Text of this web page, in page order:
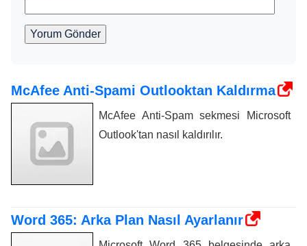
Yorum Gönder
McAfee Anti-Spami Outlooktan Kaldırma
McAfee Anti-Spam sekmesi Microsoft
Outlook'tan nasıl kaldırılır.
Word 365: Arka Plan Nasıl Ayarlanır